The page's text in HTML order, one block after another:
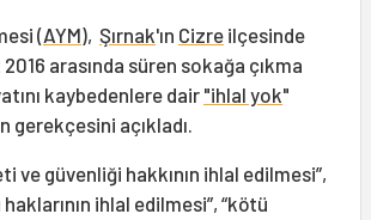
(AYM), Şırnak'ın Cizre ilçesinde
arasında süren sokağa çıkma
kaybedenlere dair "ihlal yok"
gerekçesini açıkladı.
ve güvenliği hakkının ihlal edilmesi”,
ihlal edilmesi”, “kötü